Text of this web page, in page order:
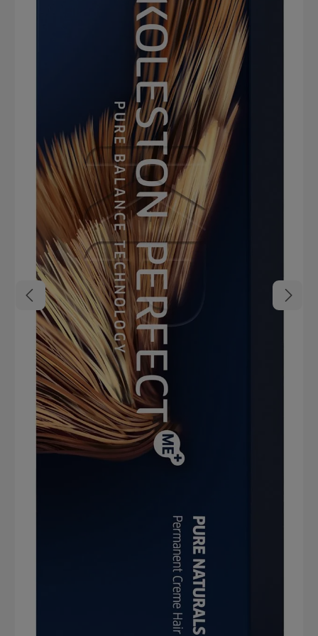
15-25 Minuten, ohne Wärme: 30-40 Minuten Entwickler-Stärken:
4% für Ton-in-Ton oder dunkler ohne Grauabdeckung, 6% für bis zu
1 Tonstufe Aufhellung, 9% für bis zu 2 Tonstufen Aufhellung, 12%
für bis zu 3 Tonstufen Aufhellung Grauabdeckung: Bei hohem
Weißanteil (über 50%) Pure Naturals Nuance hinzufügen Längen-
und Spitzenausgleich: Nach der Einwirkzeit das Haar anfeuchten
und 5-10 Minuten ohne Wärme einwirken lassen Nachbehandlung:
Color Service Farbnachbehandlung zur Farbstabilisierung
Verlässliches und schonendes Farbergebnis Langanhaltende Farbe
Weniger Haarschäden Natürliches Farbergebnis Hohe Deckkraft
(bis 100%) Reduziertes Allergierisiko (wenn ME+ enthalten ist)
Pflegt das Haar und verleihen unglaublichen Glanz Farbmasse
lässt sich ganz einfach anmischen und leicht auswaschen Top
Rezeptur für eine genaue Anwendung Angenehmer Geruch
Koleston Perfect Farbkarte Finde deine Lieblingsfarbe mit der
Koleston Perfect Farbkarte zum Download als PDF Datei bei den
Produktdetails oben. In dieser finden sich neben der
Nuancenübersicht auch Mischungsempfehlungen.